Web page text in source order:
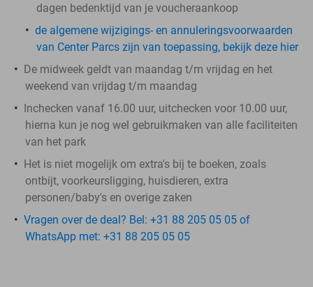
dagen bedenktijd van je voucheraankoop
de algemene wijzigings- en annuleringsvoorwaarden
van Center Parcs zijn van toepassing, bekijk deze hier
De midweek geldt van maandag t/m vrijdag en het
weekend van vrijdag t/m maandag
Inchecken vanaf 16.00 uur, uitchecken voor 10.00 uur,
hierna kun je nog wel gebruikmaken van alle faciliteiten
van het park
Het is niet mogelijk om extra's bij te boeken, zoals
ontbijt, voorkeursligging, huisdieren, extra
personen/baby's en overige zaken
Vragen over de deal? Bel: +31 88 205 05 05 of
WhatsApp met: +31 88 205 05 05